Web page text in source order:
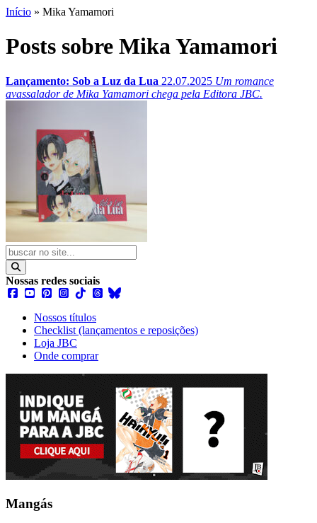
Início » Mika Yamamori
Posts sobre Mika Yamamori
Lançamento: Sob a Luz da Lua 22.07.2025 Um romance
avassalador de Mika Yamamori chega pela Editora JBC.
Nossas redes sociais
Nossos títulos
Checklist (lançamentos e reposições)
Loja JBC
Onde comprar
Mangás